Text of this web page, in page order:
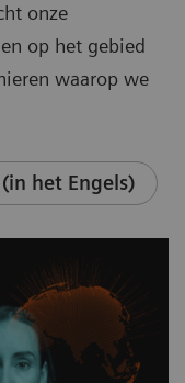
onze
op het gebied
waarop we
het Engels)